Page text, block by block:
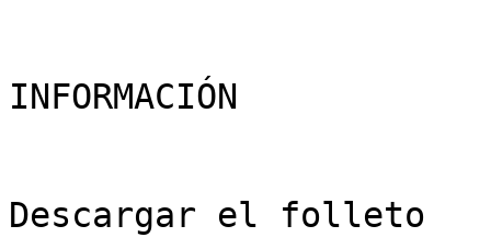
INFORMACIÓN
Descargar el folleto